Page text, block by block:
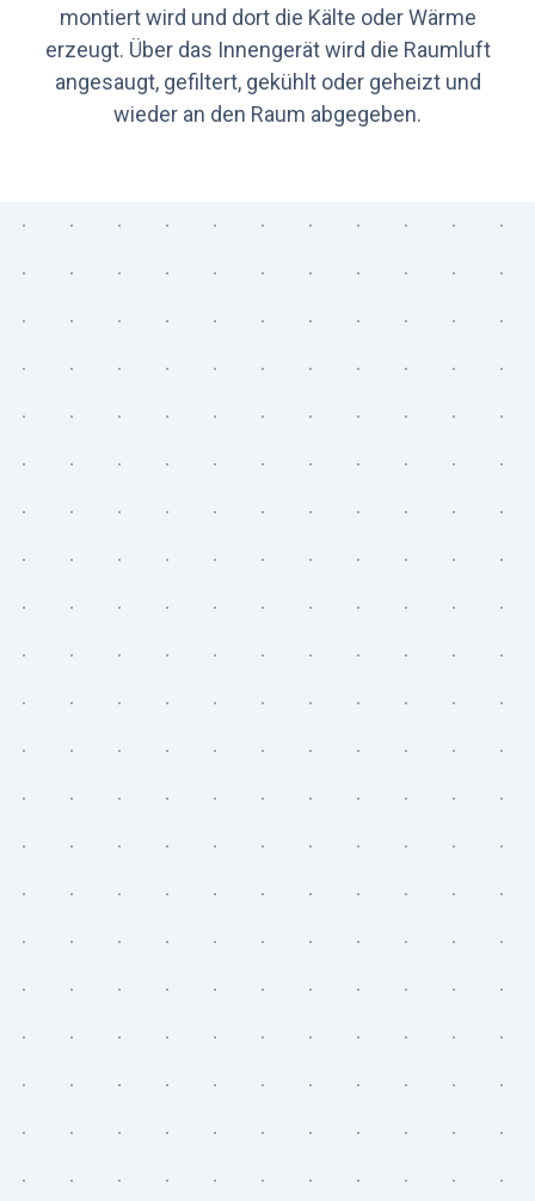
montiert wird und dort die Kälte oder Wärme
erzeugt. Über das Innengerät wird die Raumluft
angesaugt, gefiltert, gekühlt oder geheizt und
wieder an den Raum abgegeben.